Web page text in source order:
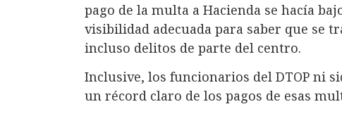
pago de la multa a Hacienda se hacía
visibilidad adecuada para saber que se
incluso delitos de parte del centro.
Inclusive, los funcionarios del DTOP ni
un récord claro de los pagos de esas